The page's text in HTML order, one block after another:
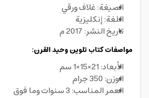
الصيغة: غلاف ورقي
اللغة: إنكليزية
تاريخ النشر: 2017 م
مواصفات كتاب تلوين وحيد القرن:
الأبعاد: 21×15×1 سم
الوزن: 350 جرام
العمر المناسب: 3 سنوات وما فوق